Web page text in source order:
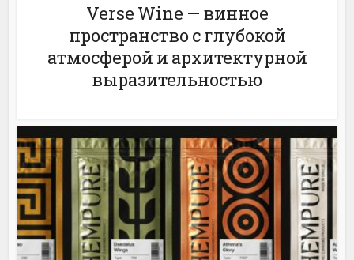
Verse Wine — винное
пространство с глубокой
атмосферой и архитектурной
выразительностью